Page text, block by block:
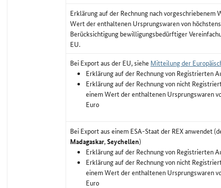
Erklärung auf der Rechnung nach vorgeschriebenem
Wert der enthaltenen Ursprungswaren von
Berücksichtigung bewilligungsbedürftiger
EU.
Bei Export aus der EU, siehe Mitteilung der
Erklärung auf der Rechnung von Registrierten
Erklärung auf der Rechnung von nicht
einem Wert der enthaltenen Ursprungswaren
Euro
Bei Export aus einem ESA-Staat der REX anwendet
Madagaskar,Seychellen)
Erklärung auf der Rechnung von Registrierten
Erklärung auf der Rechnung von nicht
einem Wert der enthaltenen Ursprungswaren
Euro